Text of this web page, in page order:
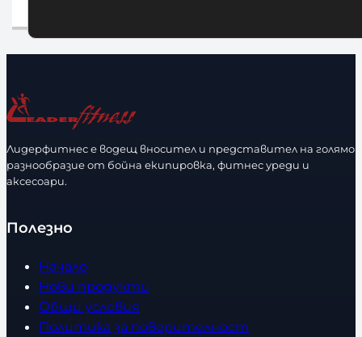
Лидерфитнес е водещ вносител и представител на голямо
разнообразие от бойна екипировка, фитнес уреди и
аксесоари.
Полезно
Начало
Нови продукти
Общи условия
Политика за поверителност